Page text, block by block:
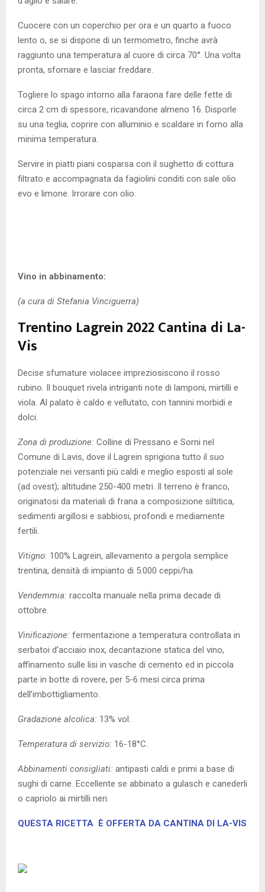
Cuocere con un coperchio per ora e un quarto a fuoco
lento o, se si dispone di un termometro, finche avrà
raggiunto una temperatura al cuore di circa 70°. Una volta
pronta, sfornare e lasciar freddare.
Togliere lo spago intorno alla faraona fare delle fette di
circa 2 cm di spessore, ricavandone almeno 16. Disporle
su una teglia, coprire con alluminio e scaldare in forno alla
minima temperatura.
Servire in piatti piani cosparsa con il sughetto di cottura
filtrato e accompagnata da fagiolini conditi con sale olio
evo e limone. Irrorare con olio.
Vino in abbinamento:
(a cura di Stefania Vinciguerra)
Trentino Lagrein 2022 Cantina di La-
Vis
Decise sfumature violacee impreziosiscono il rosso
rubino. Il bouquet rivela intriganti note di lamponi, mirtilli e
viola. Al palato è caldo e vellutato, con tannini morbidi e
dolci.
Zona di produzione: Colline di Pressano e Sorni nel
Comune di Lavis, dove il Lagrein sprigiona tutto il suo
potenziale nei versanti più caldi e meglio esposti al sole
(ad ovest); altitudine 250-400 metri. Il terreno è franco,
originatosi da materiali di frana a composizione siltitica,
sedimenti argillosi e sabbiosi, profondi e mediamente
fertili.
Vitigno: 100% Lagrein, allevamento a pergola semplice
trentina, densità di impianto di 5.000 ceppi/ha.
Vendemmia: raccolta manuale nella prima decade di
ottobre.
Vinificazione: fermentazione a temperatura controllata in
serbatoi d’acciaio inox, decantazione statica del vino,
affinamento sulle lisi in vasche di cemento ed in piccola
parte in botte di rovere, per 5-6 mesi circa prima
dell’imbottigliamento.
Gradazione alcolica: 13% vol.
Temperatura di servizio: 16-18°C.
Abbinamenti consigliati: antipasti caldi e primi a base di
sughi di carne. Eccellente se abbinato a gulasch e canederli
o capriolo ai mirtilli neri.
QUESTA RICETTA È OFFERTA DA CANTINA DI LA-VIS